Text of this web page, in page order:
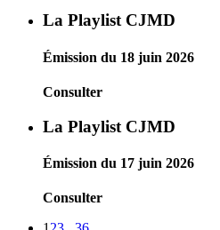
La Playlist CJMD
Émission du 18 juin 2026
Consulter
La Playlist CJMD
Émission du 17 juin 2026
Consulter